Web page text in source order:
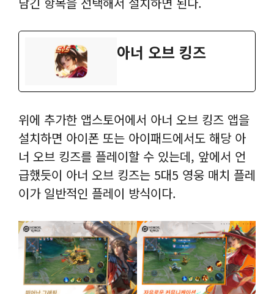
‎아너 오브 킹즈
위에 추가한 앱스토어에서 아너 오브 킹즈 앱을
설치하면 아이폰 또는 아이패드에서도 해당 아
너 오브 킹즈를 플레이할 수 있는데, 앞에서 언
급했듯이 아너 오브 킹즈는 5대5 영웅 매치 플레
이가 일반적인 플레이 방식이다.